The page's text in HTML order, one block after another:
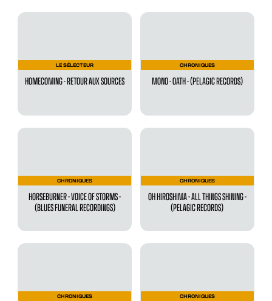
LE SÉLECTEUR
HOMECOMING - RETOUR AUX SOURCES
CHRONIQUES
MONO - OATH - (PELAGIC RECORDS)
CHRONIQUES
HORSEBURNER - VOICE OF STORMS -
(BLUES FUNERAL RECORDINGS)
CHRONIQUES
OH HIROSHIMA - ALL THINGS SHINING -
(PELAGIC RECORDS)
CHRONIQUES CHRONIQUES